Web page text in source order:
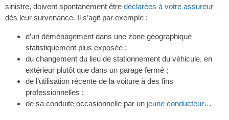
sinistre, doivent spontanément être déclarées à votre assureur
dès leur survenance. Il s’agit par exemple :
d’un déménagement dans une zone géographique
statistiquement plus exposée ;
du changement du lieu de stationnement du véhicule, en
extérieur plutôt que dans un garage fermé ;
de l’utilisation récente de la voiture à des fins
professionnelles ;
de sa conduite occasionnelle par un jeune conducteur…